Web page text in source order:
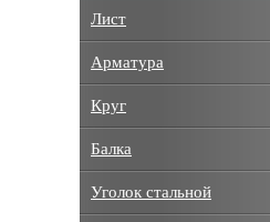
Лист
Арматура
Круг
Балка
Уголок стальной